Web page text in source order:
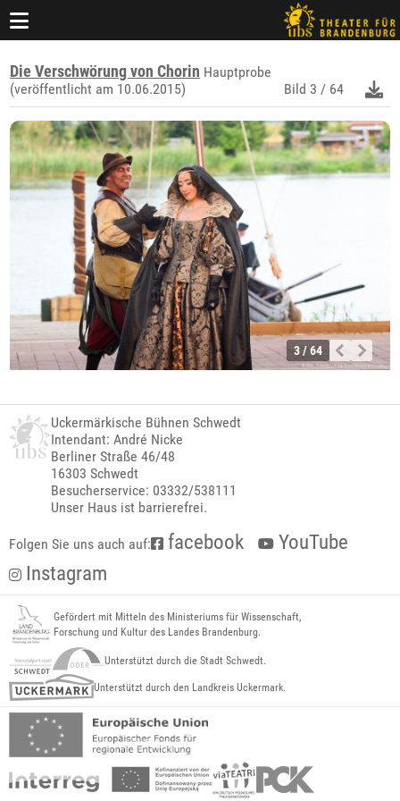
Die Verschwörung von Chorin Hauptprobe
(veröffentlicht am 10.06.2015)
Bild 3 / 64
3 / 64
Uckermärkische Bühnen Schwedt
Intendant: André Nicke
Berliner Straße 46/48
16303 Schwedt
Besucherservice: 03332/538111
Unser Haus ist barrierefrei.
Folgen Sie uns auch auf: facebook
YouTube
Instagram
Gefördert mit Mitteln des Ministeriums für Wissenschaft,
Forschung und Kultur des Landes Brandenburg.
Unterstützt durch die Stadt Schwedt.
Unterstützt durch den Landkreis Uckermark.